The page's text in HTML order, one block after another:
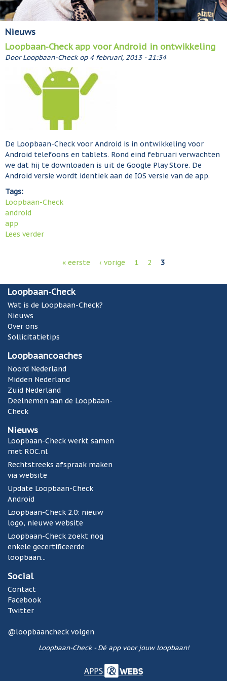
Nieuws
Loopbaan-Check app voor Android in ontwikkeling
DoorLoopbaan-Checkop 4 februari, 2013 - 21:34
De Loopbaan-Check voor Android is in ontwikkeling voor
Android telefoons en tablets. Rond eind februari verwachten
we dat hij te downloaden is uit de Google Play Store. De
Android versie wordt identiek aan de IOS versie van de app.
Tags:
Loopbaan-Check
android
app
Lees verder
p
a
C
h
e
c
p
p
o
o
r
n
d
r
k
g
i
n
a
« eerste ‹ vorige 1 2 3
Loopbaan-Check
Wat is de Loopbaan-Check?
Nieuws
Over ons
Sollicitatietips
Loopbaancoaches
Noord Nederland
Midden Nederland
Zuid Nederland
Deelnemen aan de Loopbaan-
Check
Nieuws
Loopbaan-Check werkt samen
met ROC.nl
Rechtstreeks afspraak maken
via website
Update Loopbaan-Check
Android
Loopbaan-Check 2.0: nieuw
logo, nieuwe website
Loopbaan-Check zoekt nog
enkele gecertificeerde
loopbaan...
Social
Contact
Facebook
Twitter
@loopbaancheck volgen
Loopbaan-Check - Dé app voor jouw loopbaan!